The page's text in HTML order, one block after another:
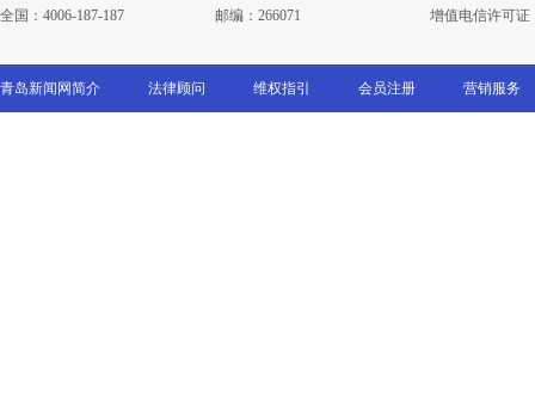
全国：4006-187-187
邮编：266071 增值电信许可证
青岛新闻网简介 法律顾问 维权指引 会员注册 营销服务